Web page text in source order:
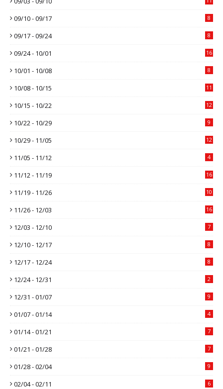
09/10 - 09/17 8
09/17 - 09/24 8
09/24 - 10/01 16
10/01 - 10/08 8
10/08 - 10/15 11
10/15 - 10/22 12
10/22 - 10/29 9
10/29 - 11/05 12
11/05 - 11/12 4
11/12 - 11/19 16
11/19 - 11/26 10
11/26 - 12/03 16
12/03 - 12/10 7
12/10 - 12/17 8
12/17 - 12/24 8
12/24 - 12/31 2
12/31 - 01/07 9
01/07 - 01/14 4
01/14 - 01/21 7
01/21 - 01/28 7
01/28 - 02/04 9
02/04 - 02/11 6